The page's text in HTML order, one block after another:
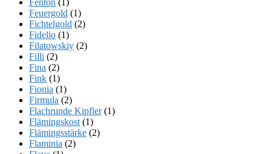
Feuergold (1)
Fichtelgold (2)
Fidelio (1)
Filatowskiy (2)
Filli (2)
Fina (2)
Fink (1)
Fionia (1)
Firmula (2)
Flachrunde Kipfler(1)
Flämingskost (1)
Flämingsstärke (2)
Flaminia (2)